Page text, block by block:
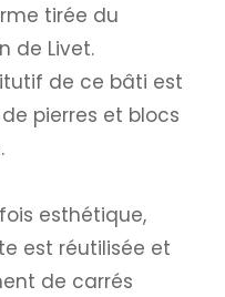
tirée du
de Livet.
de ce bâti est
pierres et blocs
esthétique,
est réutilisée et
de carrés